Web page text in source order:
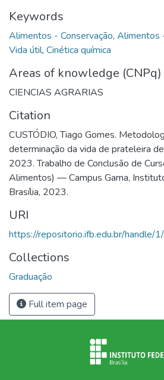
Keywords
Alimentos - Conservação, Alimentos
Vida útil, Cinética química
Areas of knowledge (CNPq)
CIENCIAS AGRARIAS
Citation
CUSTÓDIO, Tiago Gomes.
determinação da vida de prateleira
2023. Trabalho de Conclusão de
Alimentos) — Campus Gama,
Brasília, 2023.
URI
https://repositorio.ifb.edu.br/handle/
Collections
Graduação
Full item page